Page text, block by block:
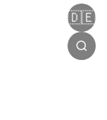
🇩🇪